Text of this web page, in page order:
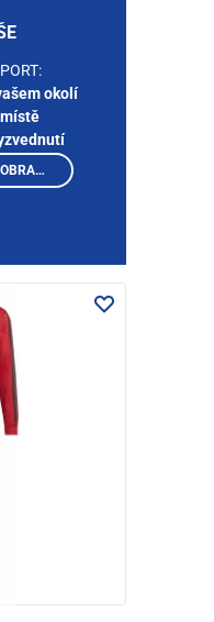
okolí
VYBRAT PRODEJNU A ZOBRAZIT PRODUKTY